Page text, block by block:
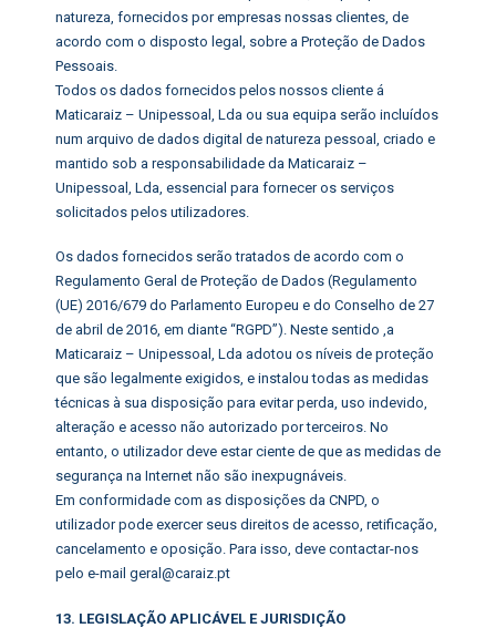
natureza, fornecidos por empresas nossas clientes, de
acordo com o disposto legal, sobre a Proteção de Dados
Pessoais.
Todos os dados fornecidos pelos nossos cliente á
Maticaraiz – Unipessoal, Lda ou sua equipa serão incluídos
num arquivo de dados digital de natureza pessoal, criado e
mantido sob a responsabilidade da Maticaraiz –
Unipessoal, Lda, essencial para fornecer os serviços
solicitados pelos utilizadores.
Os dados fornecidos serão tratados de acordo com o
Regulamento Geral de Proteção de Dados (Regulamento
(UE) 2016/679 do Parlamento Europeu e do Conselho de 27
de abril de 2016, em diante “RGPD”). Neste sentido ,a
Maticaraiz – Unipessoal, Lda adotou os níveis de proteção
que são legalmente exigidos, e instalou todas as medidas
técnicas à sua disposição para evitar perda, uso indevido,
alteração e acesso não autorizado por terceiros. No
entanto, o utilizador deve estar ciente de que as medidas de
segurança na Internet não são inexpugnáveis.
Em conformidade com as disposições da CNPD, o
utilizador pode exercer seus direitos de acesso, retificação,
cancelamento e oposição. Para isso, deve contactar-nos
pelo e-mail geral@caraiz.pt
13. LEGISLAÇÃO APLICÁVEL E JURISDIÇÃO